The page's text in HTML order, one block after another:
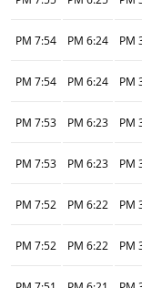
6:24 PM
7:54 PM
6:24 PM
7:54 PM
6:23 PM
7:53 PM
6:23 PM
7:53 PM
6:22 PM
7:52 PM
6:22 PM
7:52 PM